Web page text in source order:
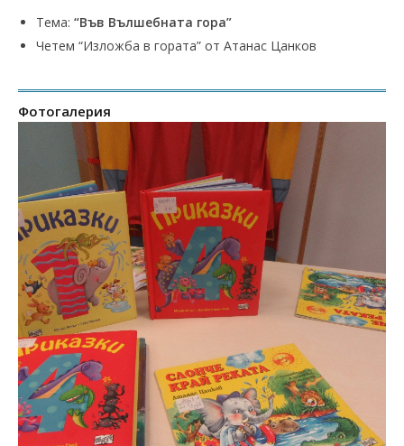
Тема: “Във Вълшебната гора”
Четем “Изложба в гората” от Атанас Цанков
Фотогалерия